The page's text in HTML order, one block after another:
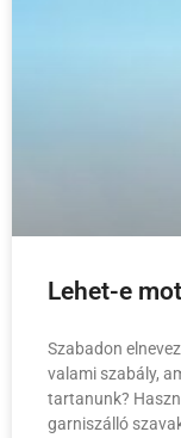
Lehet-e
Szabadon
valami szabály,
tartanunk?
garniszálló